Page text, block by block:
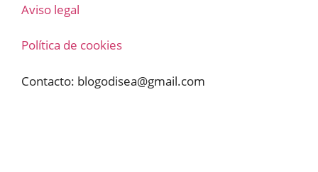
Aviso legal
Política de cookies
Contacto: blogodisea@gmail.com